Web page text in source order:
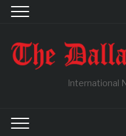
International